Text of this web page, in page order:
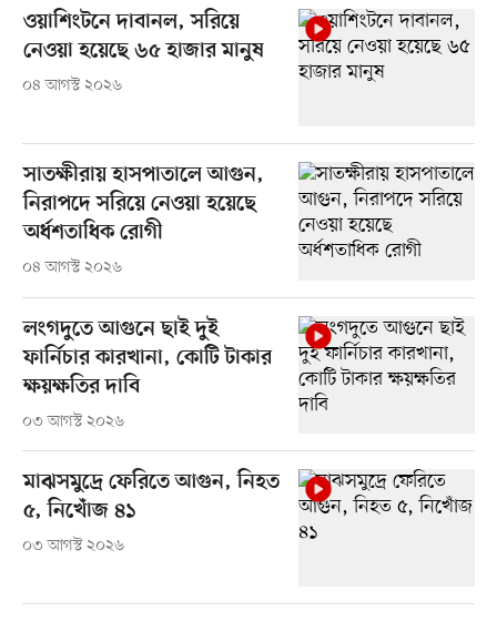
ওয়াশিংটনে দাবানল, সরিয়ে
নেওয়া হয়েছে ৬৫ হাজার মানুষ
০৪ আগস্ট ২০২৬
সাতক্ষীরায় হাসপাতালে আগুন,
নিরাপদে সরিয়ে নেওয়া হয়েছে
অর্ধশতাধিক রোগী
০৪ আগস্ট ২০২৬
লংগদুতে আগুনে ছাই দুই
ফার্নিচার কারখানা, কোটি টাকার
ক্ষয়ক্ষতির দাবি
০৩ আগস্ট ২০২৬
মাঝসমুদ্রে ফেরিতে আগুন, নিহত
৫, নিখোঁজ ৪১
০৩ আগস্ট ২০২৬